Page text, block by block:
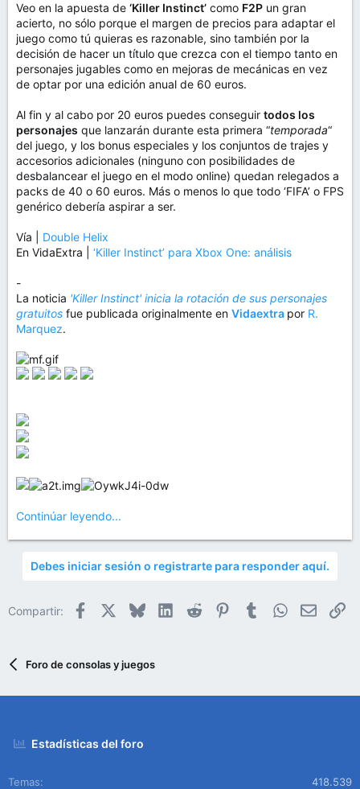
Veo en la apuesta de ‘Killer Instinct’ como F2P un gran
acierto, no sólo porque el margen de precios para adaptar el
juego como tú quieras es razonable, sino también por la
decisión de hacer un título que crezca con el tiempo tanto en
personajes jugables como en mejoras de mecánicas en vez
de optar por una edición anual de 60 euros.
Al fin y al cabo por 20 euros puedes conseguir todos los
personajes que lanzarán durante esta primera “temporada“
del juego, y los bonus especiales y los conjuntos de trajes y
accesorios adicionales (ninguno con posibilidades de
desbalancear el juego en el modo online) quedan relegados a
packs de 40 o 60 euros. Más o menos lo que todo ‘FIFA’ o FPS
genérico debería aspirar a ser.
Vía | Double Helix
En VidaExtra | ‘Killer Instinct’ para Xbox One: análisis
-
La noticia 'Killer Instinct' inicia la rotación de sus personajes
gratuitos fue publicada originalmente en Vidaextra por R.
Marquez.
Continúar leyendo...
Debes iniciar sesión o registrarte para responder aquí.
Compartir: Facebook BlueskyLinkedIn
Reddit PinterestTumblrWhatsApp
Email
Foro de consolas y juegos
Estadísticas del foro
Temas
418.539